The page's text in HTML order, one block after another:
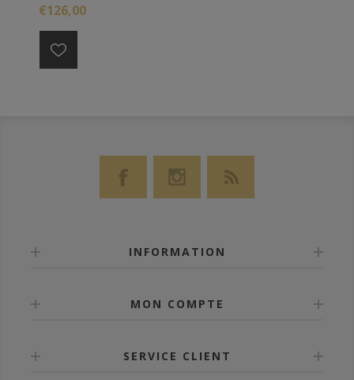
vieillissement en fût de Bourbon à la distillerie, avant
vieillissement de 2 ans en fûts de Cognac et 10 mois
en fûts de Bourbon de la distillerie Bardstown.
€126,00
INFORMATION
MON COMPTE
SERVICE CLIENT